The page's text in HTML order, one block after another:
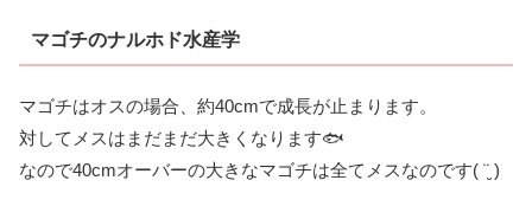
マゴチのナルホド水産学
マゴチはオスの場合、約40cmで成長が止まります。
対してメスはまだまだ大きくなります🐟
なので40cmオーバーの大きなマゴチは全てメスなのです( ¨̮ )